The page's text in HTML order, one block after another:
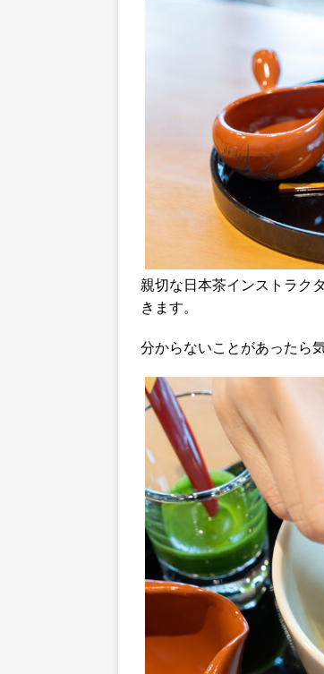
親切な日本茶インストラク
きます。
分からないことがあったら